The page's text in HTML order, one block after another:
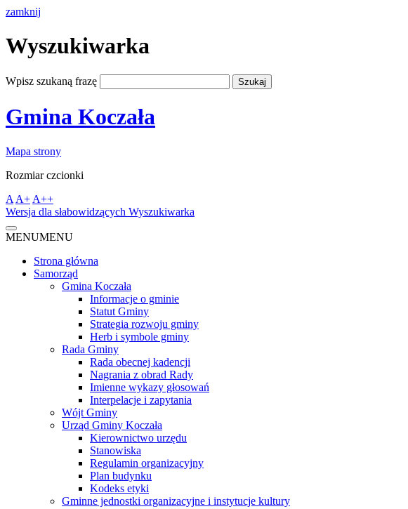
zamknij
Wyszukiwarka
Wpisz szukaną frazę
Gmina Koczała
Mapa strony
Rozmiar czcionki
A A+ A++
Wersja dla słabowidzących Wyszukiwarka
MENUMENU
Strona główna
Samorząd
Gmina Koczała
Informacje o gminie
Statut Gminy
Strategia rozwoju gminy
Herb i symbole gminy
Rada Gminy
Rada obecnej kadencji
Nagrania z obrad Rady
Imienne wykazy głosowań
Interpelacje i zapytania
Wójt Gminy
Urząd Gminy Koczała
Kierownictwo urzędu
Stanowiska
Regulamin organizacyjny
Plan budynku
Kodeks etyki
Gminne jednostki organizacyjne i instytucje kultury